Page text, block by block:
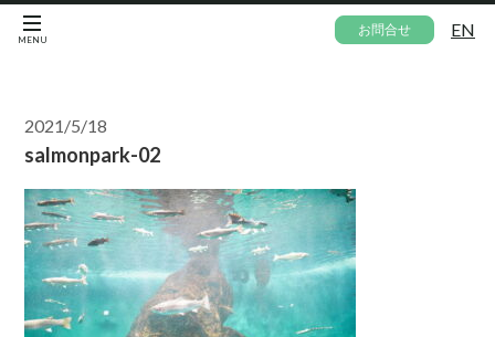
MENU
お問合せ EN
2021/5/18
salmonpark-02